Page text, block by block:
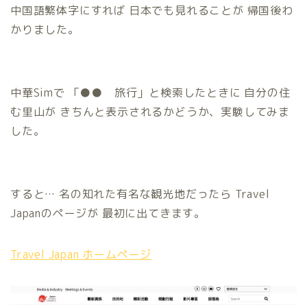
中国語繁体字にすれば 日本でも見れることが 帰国後わ
かりました。
中華Simで 「●● 旅行」と検索したときに 自分の住
む里山が きちんと表示されるかどうか、実験してみま
した。
すると… 名の知れた有名な観光地だったら Travel
Japanのページが 最初に出てきます。
Travel Japan ホームページ